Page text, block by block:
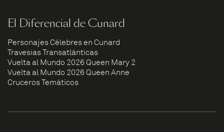
El Diferencial de Cunard
Personajes Célebres en Cunard
Travesías Transatlánticas
Vuelta al Mundo 2026 Queen Mary 2
Vuelta al Mundo 2026 Queen Anne
Cruceros Temáticos